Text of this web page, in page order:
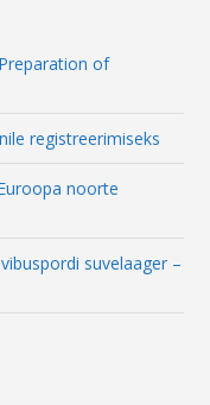
of
registreerimiseks
noorte
suvelaager –